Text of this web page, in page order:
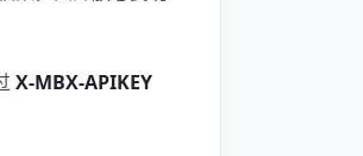
X-MBX-APIKEY